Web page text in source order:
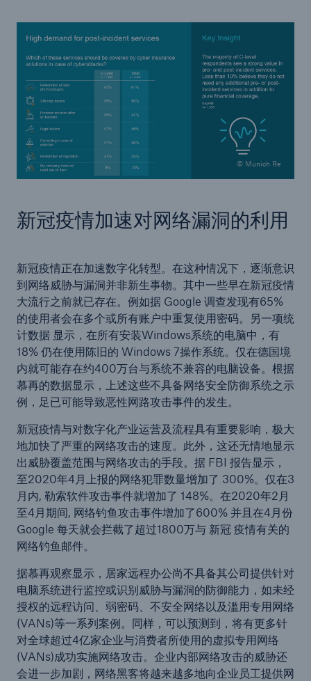
© Munich Re
新冠疫情加速对网络漏洞的利用
新冠疫情正在加速数字化转型。在这种情况下，逐渐意识
到网络威胁与漏洞并非新生事物。其中一些早在新冠疫情
大流行之前就已存在。例如据 Google 调查发现有65%
的使用者会在多个或所有账户中重复使用密码。另一项统
计数据 显示，在所有安装Windows系统的电脑中，有
18% 仍在使用陈旧的 Windows 7操作系统。仅在德国境
内就可能存在约400万台与系统不兼容的电脑设备。根据
慕再的数据显示，上述这些不具备网络安全防御系统之示
例，足已可能导致恶性网路攻击事件的发生。
新冠疫情与对数字化产业运营及流程具有重要影响，极大
地加快了严重的网络攻击的速度。此外，这还无情地显示
出威胁覆盖范围与网络攻击的手段。据 FBI 报告显示，
至2020年4月上报的网络犯罪数量增加了 300%。仅在3
月内, 勒索软件攻击事件就增加了 148%。在2020年2月
至4月期间, 网络钓鱼攻击事件增加了600% 并且在4月份
Google 每天就会拦截了超过1800万与 新冠 疫情有关的
网络钓鱼邮件。
据慕再观察显示，居家远程办公尚不具备其公司提供针对
电脑系统进行监控或识别威胁与漏洞的防御能力，如未经
授权的远程访问、弱密码、不安全网络以及滥用专用网络
(VANs)等一系列案例。同样，可以预测到，将有更多针
对全球超过4亿家企业与消费者所使用的虚拟专用网络
(VANs)成功实施网络攻击。企业内部网络攻击的威胁还
会进一步加剧，网络黑客将越来越多地向企业员工提供网